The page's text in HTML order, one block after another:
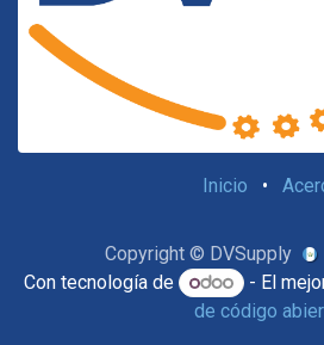
Inicio •
Copyright © DVSupply
Con tecnología de - El
de código